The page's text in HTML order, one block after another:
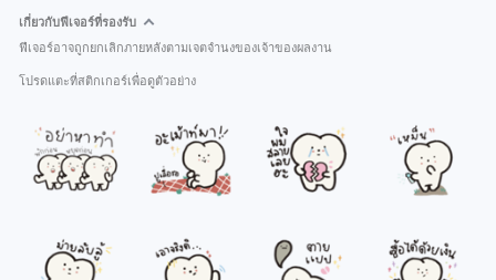
เกี่ยวกับฟีเจอร์ที่รองรับ
ฟีเจอร์อาจถูกยกเลิกภายหลังตามเจตจำนงของเจ้าของผลงาน
โปรดแตะที่สติกเกอร์เพื่อดูตัวอย่าง